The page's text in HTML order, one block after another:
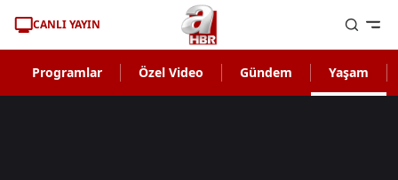
CANLI YAYIN
Programlar Özel Video Gündem Yaşam